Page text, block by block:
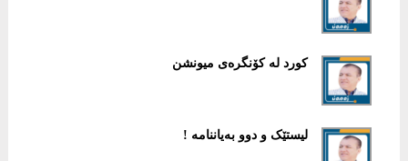
کورد لە کۆنگرەی میونشن
لیستێک و دوو بەیاننامە !